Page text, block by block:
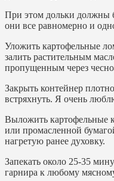
При этом дольки должны
они все равномерно и
Уложить картофельные
залить растительным
пропущенным через
Закрыть контейнер
встряхнуть. Я очень
Выложить картофельные
или промасленной
нагретую ранее духовку.
Запекать около 25-35
гарнира к любому